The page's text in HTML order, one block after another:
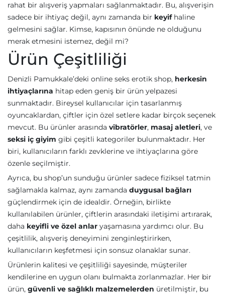
rahat bir alışveriş yapmaları sağlanmaktadır. Bu, alışverişin
sadece bir ihtiyaç değil, aynı zamanda bir keyifhaline
gelmesini sağlar. Kimse, kapısının önünde ne olduğunu
merak etmesini istemez, değil mi?
Ürün Çeşitliliği
Denizli Pamukkale’deki online seks erotik shop, herkesin
ihtiyaçlarına hitap eden geniş bir ürün yelpazesi
sunmaktadır. Bireysel kullanıcılar için tasarlanmış
oyuncaklardan, çiftler için özel setlere kadar birçok seçenek
mevcut. Bu ürünler arasında vibratörler, masaj aletleri, ve
seksi iç giyim gibi çeşitli kategoriler bulunmaktadır. Her
biri, kullanıcıların farklı zevklerine ve ihtiyaçlarına göre
özenle seçilmiştir.
Ayrıca, bu shop’un sunduğu ürünler sadece fiziksel tatmin
sağlamakla kalmaz, aynı zamanda duygusal bağları
güçlendirmek için de idealdir. Örneğin, birlikte
kullanılabilen ürünler, çiftlerin arasındaki iletişimi artırarak,
daha keyifli ve özel anlar yaşamasına yardımcı olur. Bu
çeşitlilik, alışveriş deneyimini zenginleştirirken,
kullanıcıların keşfetmesi için sonsuz olanaklar sunar.
Ürünlerin kalitesi ve çeşitliliği sayesinde, müşteriler
kendilerine en uygun olanı bulmakta zorlanmazlar. Her bir
ürün, güvenli ve sağlıklı malzemelerden üretilmiştir, bu